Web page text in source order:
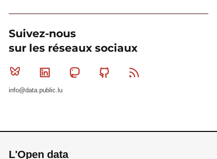
Suivez-nous
sur les réseaux sociaux
Bluesky Linkedin MastodonGithub
info@data.public.lu
L'Open data